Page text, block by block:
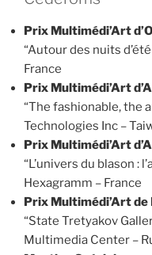
Prix Multimédi’Art
“Autour des nuits
France
Prix Multimédi’Art
“The fashionable, the
Technologies Inc –
Prix Multimédi’Art
“L’univers du blason :
Hexagramm – France
Prix Multimédi’Art de
“State Tretyakov
Multimedia Center –